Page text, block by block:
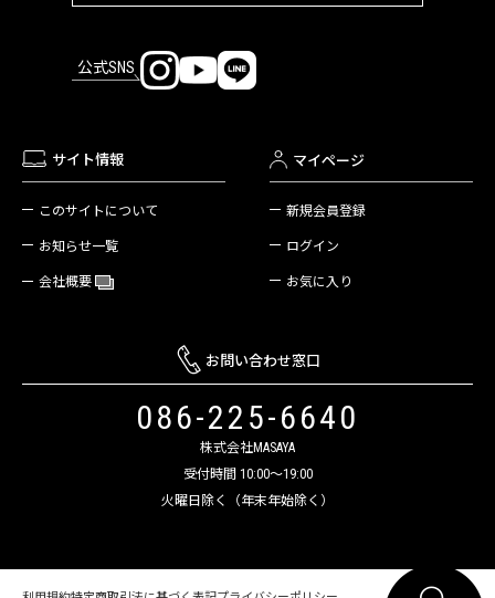
公式SNS
サイト情報
このサイトについて
お知らせ一覧
会社概要
マイページ
新規会員登録
ログイン
お気に入り
お問い合わせ窓口
086-225-6640
株式会社MASAYA
受付時間 10:00～19:00
火曜日除く（年末年始除く）